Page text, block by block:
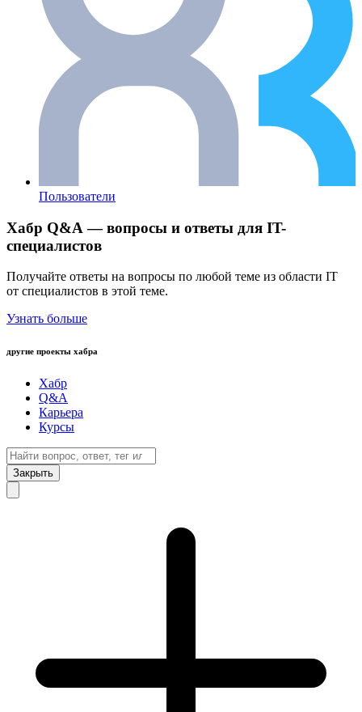
Пользователи
Хабр Q&A — вопросы и ответы для IT-
специалистов
Получайте ответы на вопросы по любой теме из области IT
от специалистов в этой теме.
Узнать больше
другие проекты хабра
Хабр
Q&A
Карьера
Курсы
Закрыть